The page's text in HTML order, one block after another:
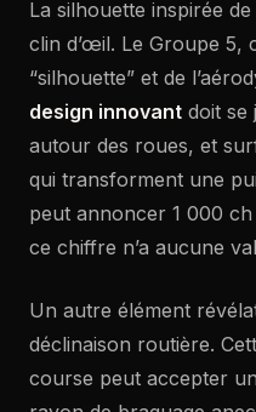
La silhouette inspirée
clin d’œil. Le Groupe 5,
“silhouette” et de
design innovant doit se
autour des roues, et
qui transforment une
peut annoncer 1 000
ce chiffre n’a aucune
Un autre élément
déclinaison routière.
course peut accepter